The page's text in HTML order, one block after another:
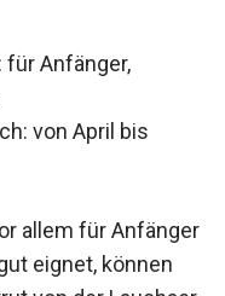
Anfänger,
von April bis
allem für Anfänger
eignet, können